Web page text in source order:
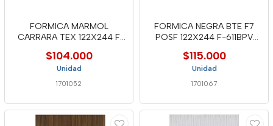
FORMICA MARMOL
CARRARA TEX 122X244 F
$104.000
Unidad
1701052
FORMICA NEGRA BTE F7
POSF 122X244 F-611BPV
$115.000
Unidad
1701067